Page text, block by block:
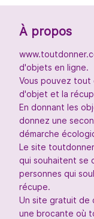
À propos
d'objets en ligne.
Vous pouvez tout
d'objet et la
En donnant les
donnez une
démarche
Le site
qui souhaitent se
personnes qui
récupe.
Un site gratuit de
une brocante où